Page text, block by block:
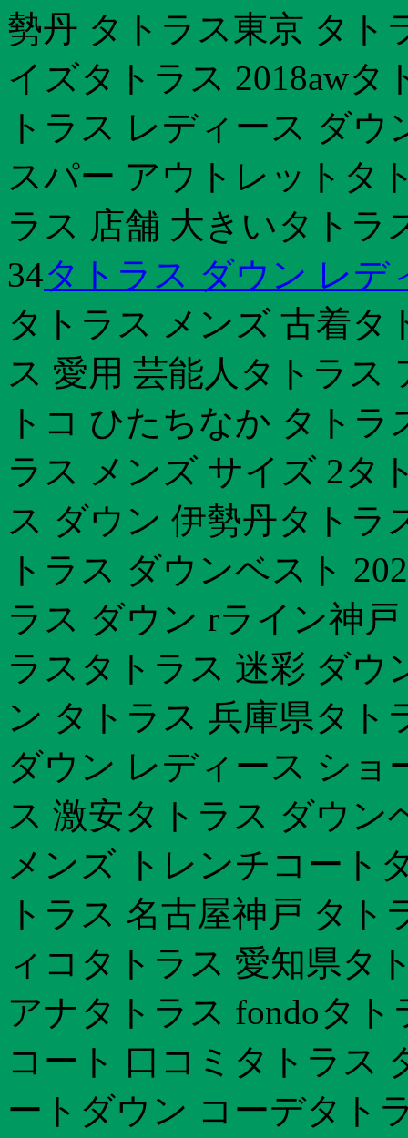
勢丹 タトラス東京 タト
イズタトラス 2018aw
トラス レディース ダ
スパー アウトレットタ
ラス 店舗 大きいタトラ
34タトラス ダウン レデ
タトラス メンズ 古着タ
ス 愛用 芸能人タトラス
トコ ひたちなか タト
ラス メンズ サイズ 2タ
ス ダウン 伊勢丹タトラ
トラス ダウンベスト
ラス ダウン rライン神
ラスタトラス 迷彩 ダウ
ン タトラス 兵庫県タト
ダウン レディース ショ
ス 激安タトラス ダウン
メンズ トレンチコート
トラス 名古屋神戸 タ
ィコタトラス 愛知県タ
アナタトラス fondoタ
コート 口コミタトラス
ートダウン コーデタト